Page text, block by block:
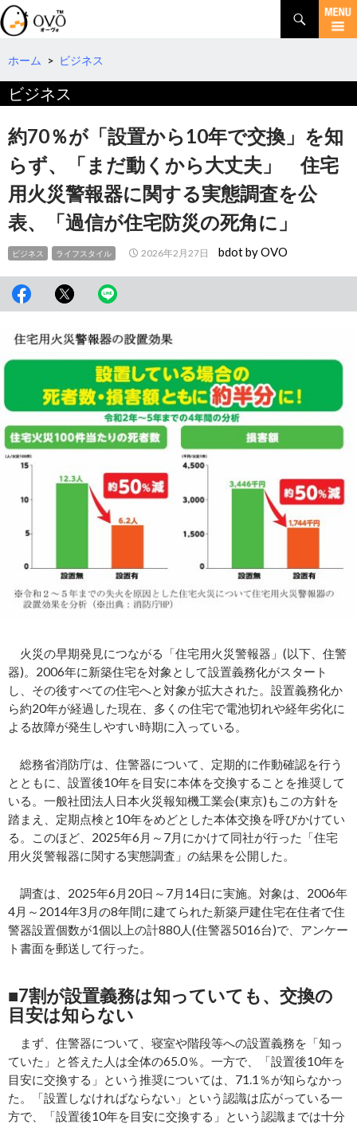
検
索
コ
テ
へ
動
ホーム > ビジネス
ビジネス
約70％が「設置から10年で交換」を知
らず、「まだ動くから大丈夫」 住宅
用火災警報器に関する実態調査を公
表、「過信が住宅防災の死角に」
ビジネス ライフスタイル 2026年2月27日 bdot by OVO
火災の早期発見につながる「住宅用火災警報器」(以下、住警
器)。2006年に新築住宅を対象として設置義務化がスタート
し、その後すべての住宅へと対象が拡大された。設置義務化か
ら約20年が経過した現在、多くの住宅で電池切れや経年劣化に
よる故障が発生しやすい時期に入っている。
総務省消防庁は、住警器について、定期的に作動確認を行う
とともに、設置後10年を目安に本体を交換することを推奨して
いる。一般社団法人日本火災報知機工業会(東京)もこの方針を
踏まえ、定期点検と10年をめどとした本体交換を呼びかけてい
る。このほど、2025年6月～7月にかけて同社が行った「住宅
用火災警報器に関する実態調査」の結果を公開した。
調査は、2025年6月20日～7月14日に実施。対象は、2006年
4月～2014年3月の8年間に建てられた新築戸建住宅在住者で住
警器設置個数が1個以上の計880人(住警器5016台)で、アンケー
ト書面を郵送して行った。
■7割が設置義務は知っていても、交換の
目安は知らない
まず、住警器について、寝室や階段等への設置義務を「知っ
ていた」と答えた人は全体の65.0％。一方で、「設置後10年を
目安に交換する」という推奨については、71.1％が知らなかっ
た。「設置しなければならない」という認識は広がっている一
方で、「設置後10年を目安に交換する」という認識までは十分